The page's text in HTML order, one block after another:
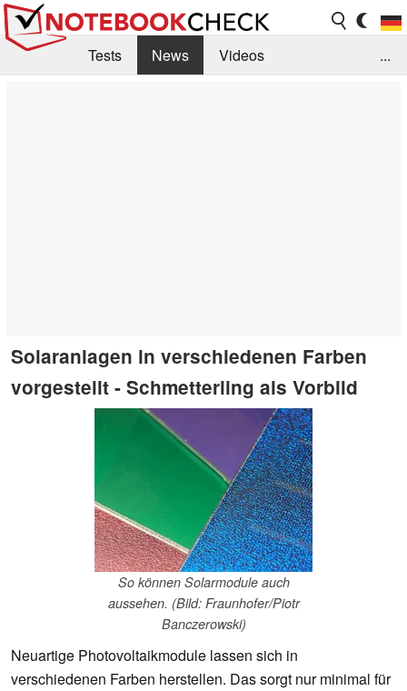
Tests News
Videos
...
Solaranlagen in verschiedenen Farben
vorgestellt - Schmetterling als Vorbild
So können Solarmodule auch
aussehen. (Bild: Fraunhofer/Piotr
Banczerowski)
Neuartige Photovoltaikmodule lassen sich in
verschiedenen Farben herstellen. Das sorgt nur minimal für